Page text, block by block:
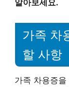
알아보세요.
가족 차
할 사항
가족 차용증